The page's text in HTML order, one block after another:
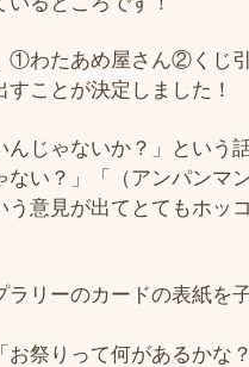
①わたあめ屋さん②くじ
ことが決定しました！
じゃないか？」という
い？」「（アンパンマ
意見が出てとてもホッ
リーのカードの表紙を
祭りって何があるかな